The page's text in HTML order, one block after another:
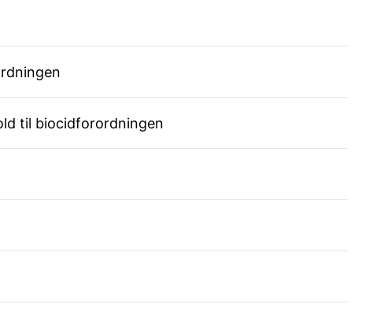
til biocidforordningen